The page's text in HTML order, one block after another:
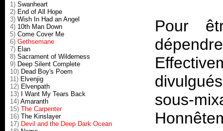
1) Swanheart
2) End of All Hope
3) Wish In Had an Angel
4) 10th Man Down
5) Come Cover Me
6) Gethsemane
7) Elan
8) Sacrament of Wilderness
9) Deep Silent Complete
10) Dead Boy's Poem
11) Elvenjig
12) Elvenpath
13)
I Want My Tears Back
14) Amaranth
15) The Carpenter
16) The Kinslayer
17) Devil and the Deep Dark Ocean
Pour
sous-